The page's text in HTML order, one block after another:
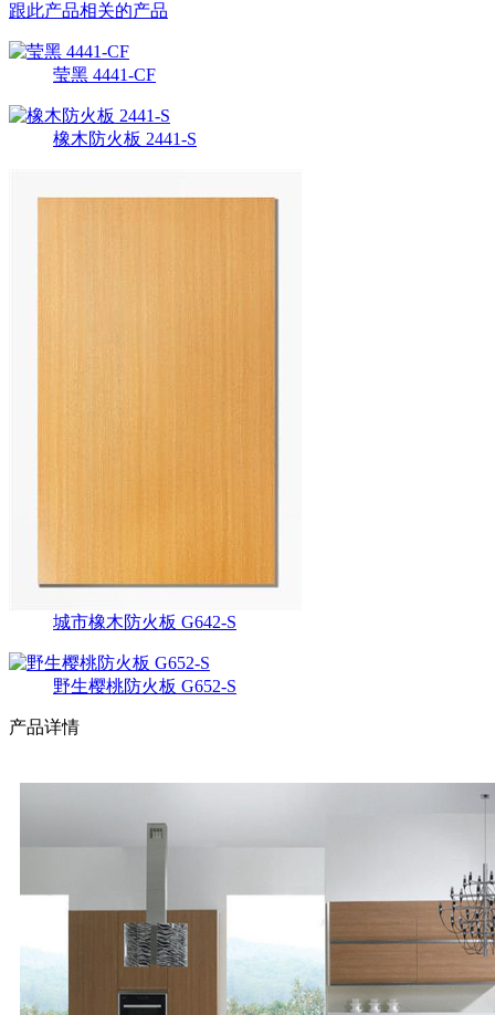
跟此产品相关的产品
莹黑 4441-CF
橡木防火板 2441-S
城市橡木防火板 G642-S
野生樱桃防火板 G652-S
产品详情